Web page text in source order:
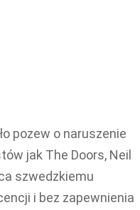
pozew o naruszenie
jak The Doors, Neil
szwedzkiemu
i bez zapewnienia